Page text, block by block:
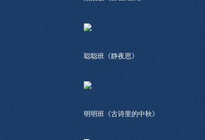
聪聪班《静夜思》
明明班《古诗里的中秋》